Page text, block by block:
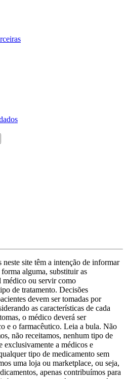
site têm a intenção de informar
alguma, substituir as
médico ou servir como
de tratamento. Decisões
devem ser tomadas por
as características de cada
o médico deverá ser
e o farmacêutico. Leia a bula. Não
não receitamos, nenhum tipo de
exclusivamente a médicos e
tipo de medicamento sem
uma loja ou marketplace, ou seja,
apenas contribuímos para